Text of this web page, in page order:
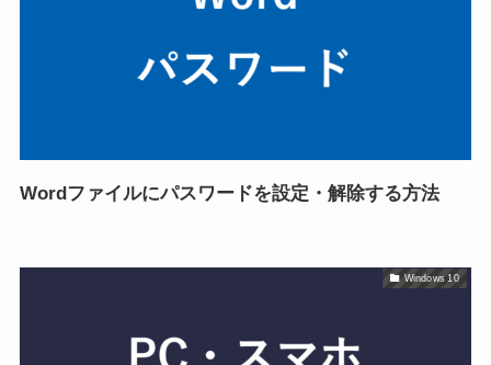
Wordファイルにパスワードを設定・解除する方法
Windows 10